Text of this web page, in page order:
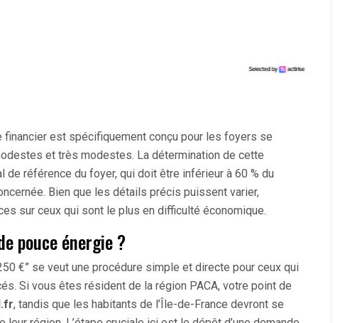
financier est spécifiquement conçu pour les foyers se
et très modestes. La détermination de cette
référence du foyer, qui doit être inférieur à 60 % du
Bien que les détails précis puissent varier,
sur ceux qui sont le plus en difficulté économique.
pouce énergie ?
€” se veut une procédure simple et directe pour ceux qui
Si vous êtes résident de la région PACA, votre point de
, tandis que les habitants de l’Île-de-France devront se